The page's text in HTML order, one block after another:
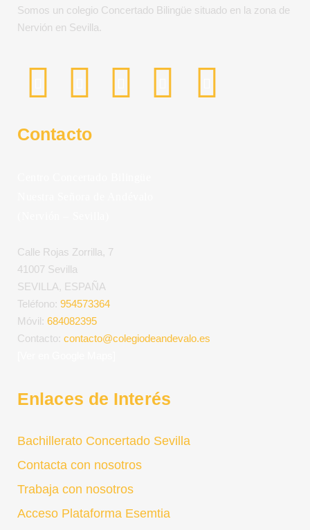
Somos un colegio Concertado Bilingüe situado en la zona de
Nervión en Sevilla.
Contacto
Calle Rojas Zorrilla, 7
41007 Sevilla
SEVILLA, ESPAÑA
Teléfono: 954573364
Móvil: 684082395
Contacto: contacto@colegiodeandevalo.es
Enlaces de Interés
Bachillerato Concertado Sevilla
Contacta con nosotros
Trabaja con nosotros
Acceso Plataforma Esemtia